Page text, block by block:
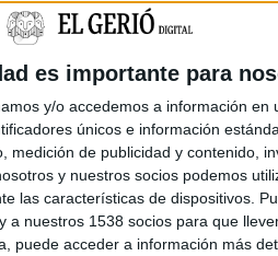
es importante para
y/o accedemos a información en
únicos e información
medición de publicidad y contenido,
y nuestros socios podemos
las características de dispositivos.
a nuestros 1538 socios para que
puede acceder a información más
plusos i complements
ha el plus de
o el de treballar amb
del comitè
denunciat aquest
i complements i ha
per arribar a un